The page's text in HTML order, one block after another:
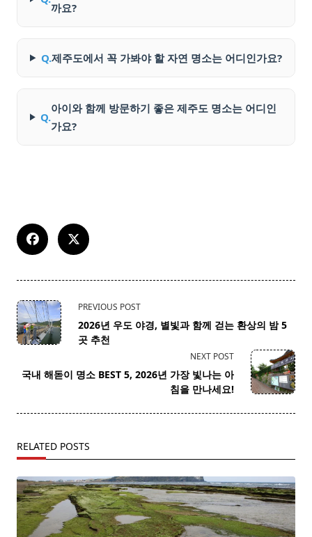
까요?
Q.제주도에서 꼭 가봐야 할 자연 명소는 어디인가요?
Q.
아이와 함께 방문하기 좋은 제주도 명소는 어디인
가요?
<span
class="nav-
subtitle
reader-
PREVIOUS POST
2026년 우도 야경, 별빛과 함께 걷는 환상의 밤 5
곳 추천
NEXT POST
국내 해돋이 명소 BEST 5, 2026년 가장 빛나는 아
침을 만나세요!
RELATED POSTS